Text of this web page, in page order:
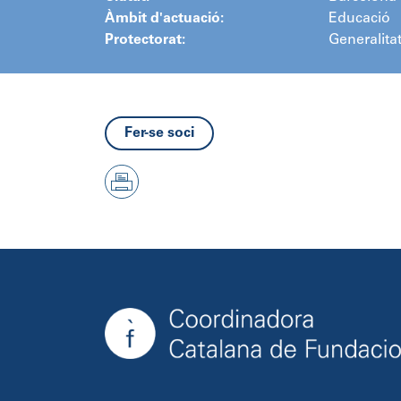
Àmbit d'actuació:
Educació
Protectorat:
Fer-se soci